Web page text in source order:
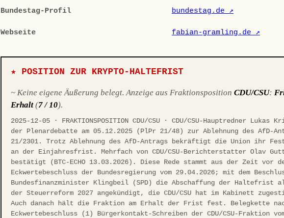
Bundestag-Profil bundestag.de ↗
Webseite fabian-gramling.de ↗
★ POSITION ZUR KRYPTO-HALTEFRIST
~ Keine eigene Äußerung belegt. Anzeige aus FraktionspositionCDU/CSU:
Erhalt (7 / 10).
2025-12-05 · FRAKTIONSPOSITION CDU/CSU · CDU/CSU-Hauptredner Lukas
der Plenardebatte am 05.12.2025 (PlPr 21/48) zur Ablehnung des AfD-
21/2301. Trotz Ablehnung des AfD-Antrags bekräftigt die Union ihr
an der Einjahresfrist. Mehrfach von CDU/CSU-Berichterstatter Olav
bestätigt (BTC-ECHO 13.03.2026). Diese Rede stammt aus der Zeit vor
Eckwertebeschluss der Bundesregierung vom 29.04.2026; mit dem
Bundesfinanzminister Klingbeil (SPD) die Abschaffung der Haltefrist
der Steuerreform 2027 angekündigt, die CDU/CSU hat im Kabinett
Auch danach hält die Fraktion am Erhalt der Frist fest. Belegkette
Eckwertebeschluss (1) Bürgerkontakt-Schreiben der CDU/CSU-Fraktion